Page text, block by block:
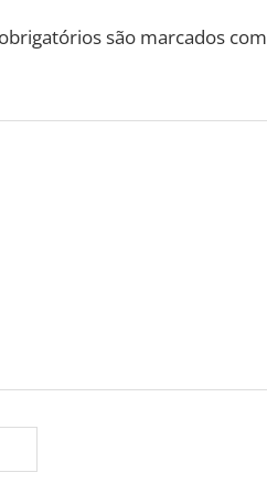
são marcados com